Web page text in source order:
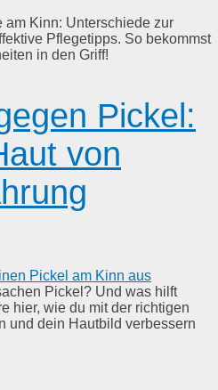
am Kinn: Unterschiede zur
Pflegetipps. So bekommst
in den Griff!
Pickel:
von
Pickel? Und was hilft
hier, wie du mit der richtigen
und dein Hautbild verbessern